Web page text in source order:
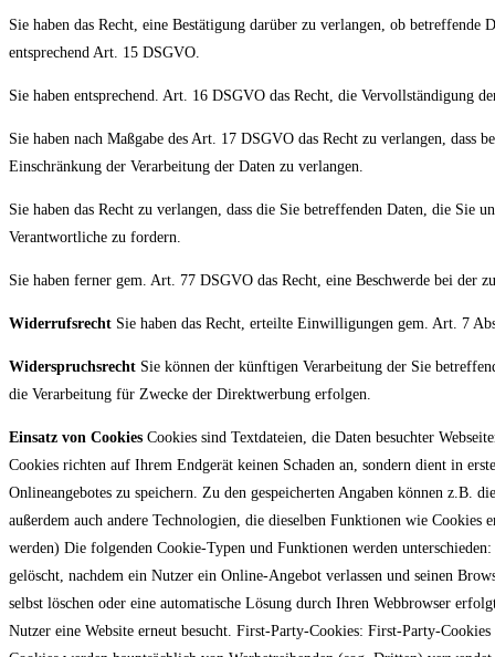
Sie haben das Recht, eine Bestätigung darüber zu verlangen, ob
entsprechend Art. 15 DSGVO.
Sie haben entsprechend. Art. 16 DSGVO das Recht, die Vervollständigung
Sie haben nach Maßgabe des Art. 17 DSGVO das Recht zu verlangen,
Einschränkung der Verarbeitung der Daten zu verlangen.
Sie haben das Recht zu verlangen, dass die Sie betreffenden Daten, die Sie
Verantwortliche zu fordern.
Sie haben ferner gem. Art. 77 DSGVO das Recht, eine Beschwerde bei der
Widerrufsrecht Sie haben das Recht, erteilte Einwilligungen gem. Art. 7
Widerspruchsrecht Sie können der künftigen Verarbeitung der Sie
die Verarbeitung für Zwecke der Direktwerbung erfolgen.
Einsatz von Cookies Cookies sind Textdateien, die Daten besuchter
Cookies richten auf Ihrem Endgerät keinen Schaden an, sondern dient in
Onlineangebotes zu speichern. Zu den gespeicherten Angaben können z.B.
außerdem auch andere Technologien, die dieselben Funktionen wie
werden) Die folgenden Cookie-Typen und Funktionen werden
gelöscht, nachdem ein Nutzer ein Online-Angebot verlassen und seinen
selbst löschen oder eine automatische Lösung durch Ihren Webbrowser
Nutzer eine Website erneut besucht. First-Party-Cookies: First-Party-